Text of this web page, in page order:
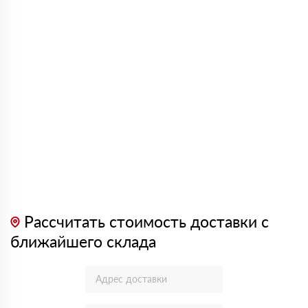
Рассчитать стоимость доставки с
ближайшего склада